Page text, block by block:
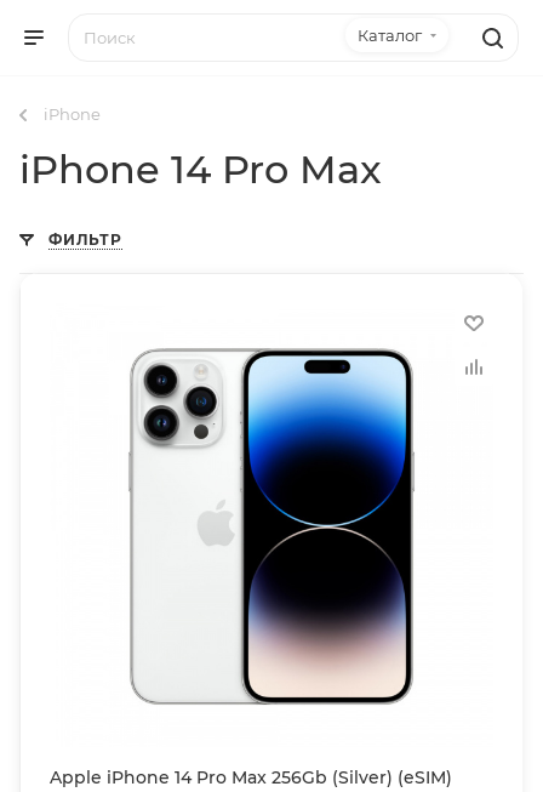
Каталог
iPhone
iPhone 14 Pro Max
ФИЛЬТР
Apple iPhone 14 Pro Max 256Gb (Silver) (eSIM)